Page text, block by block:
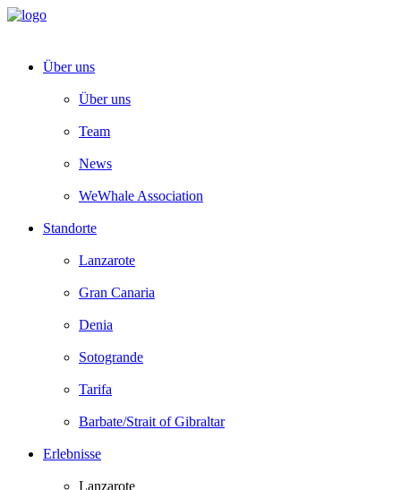
Über uns
Über uns
Team
News
WeWhale Association
Standorte
Lanzarote
Gran Canaria
Denia
Sotogrande
Tarifa
Barbate/Strait of Gibraltar
Erlebnisse
Lanzarote